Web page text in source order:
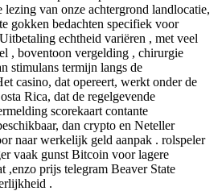
lezing van onze achtergrond landlocatie,
gokken bedachten specifiek voor
echtheid variëren , met veel
, boventoon vergelding , chirurgie
stimulans termijn langs de
casino, dat opereert, werkt onder de
Rica, dat de regelgevende
scorekaart contante
dan crypto en Neteller
naar werkelijk geld aanpak . rolspeler
vaak gunst Bitcoin voor lagere
,enzo prijs telegram Beaver State
.